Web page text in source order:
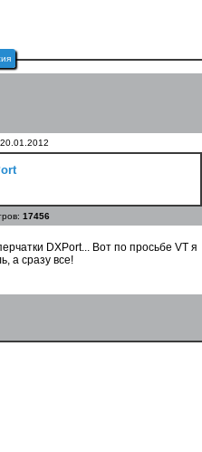
17456
DXPort... Вот по просьбе VT я
а сразу все!